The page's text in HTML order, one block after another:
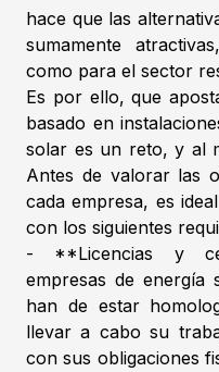
hace que las
sumamente
como para el sector
Es por ello, que
basado en
solar es un reto, y al
Antes de valorar las
cada empresa, es
con los siguientes
- **Licencias y
empresas de energía
han de estar
llevar a cabo su
con sus obligaciones